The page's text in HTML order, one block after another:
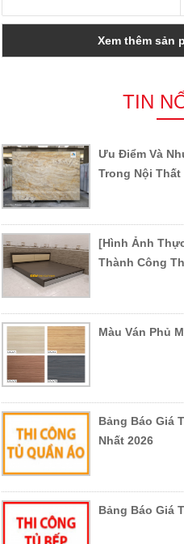
Xem thêm sản
TIN
Ưu Điểm Và
Trong Nội Thất
[Hình Ảnh
Thành Công
Màu Ván Phủ
Bảng Báo Giá
Nhất 2026
Bảng Báo Giá